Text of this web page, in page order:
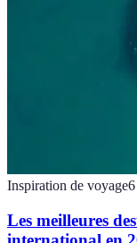
Inspiration de voyage6
Les meilleures